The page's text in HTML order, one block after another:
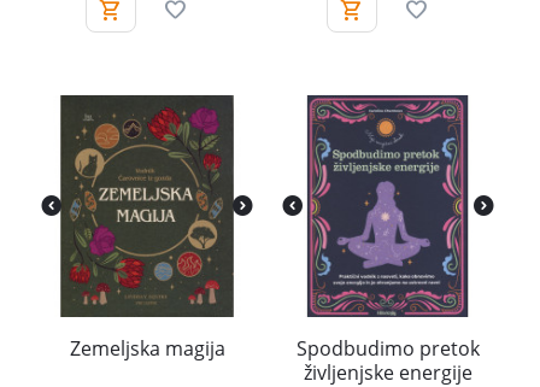
Zemeljska magija
Spodbudimo pretok
življenjske energije